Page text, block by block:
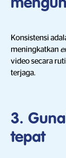
Konsistensi
meningkatkan
video secara
terjaga.
3.
tepat